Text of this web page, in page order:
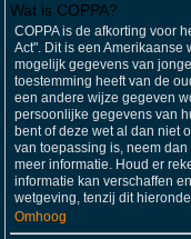
Wat is COPPA?
COPPA is de afkorting voor
Act". Dit is een Amerikaanse
mogelijk gegevens van
toestemming heeft van de
een andere wijze gegeven
persoonlijke gegevens van
bent of deze wet al dan niet
van toepassing is, neem
meer informatie. Houd er
informatie kan verschaffen
wetgeving, tenzij dit
Omhoog